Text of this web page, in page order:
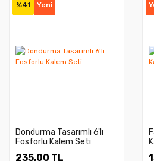
%41 Yeni
Dondurma Tasarımlı 6'lı
Fosforlu Kalem Seti
235,00 TL